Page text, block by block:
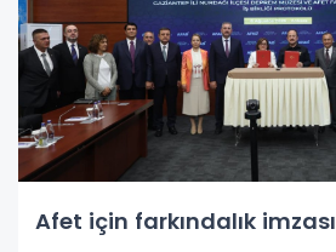
Afet için farkındalık imzası